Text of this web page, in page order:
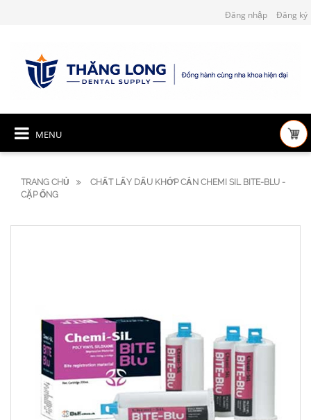
Đăng nhập Đăng ký
MENU
TRANG CHỦ
CHẤT LẤY DẤU KHỚP CẮN CHEMI SIL BITE-BLU -
CẶP ỐNG